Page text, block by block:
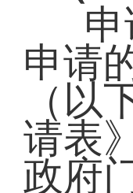
申请
（以
请表
政府